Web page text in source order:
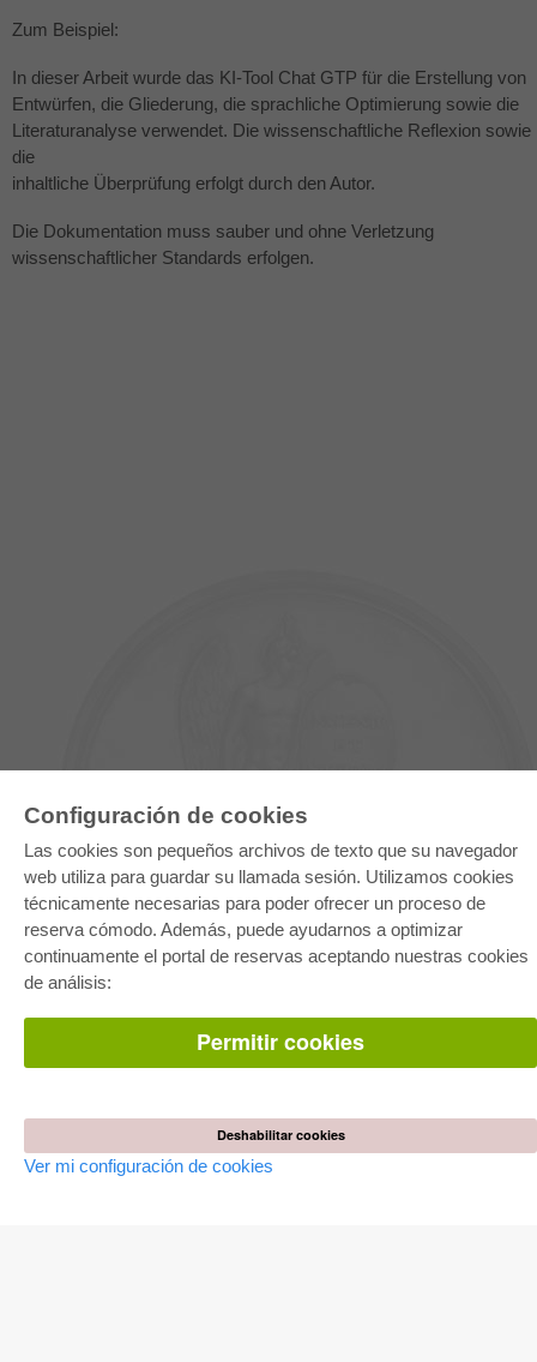
Configuración de cookies
Las cookies son pequeños archivos de texto que su navegador
web utiliza para guardar su llamada sesión. Utilizamos cookies
técnicamente necesarias para poder ofrecer un proceso de
reserva cómodo. Además, puede ayudarnos a optimizar
continuamente el portal de reservas aceptando nuestras cookies
de análisis:
Permitir cookies
Deshabilitar cookies
Ver mi configuración de cookies
Zum Beispiel:
In dieser Arbeit wurde das KI-Tool Chat GTP für die Erstellung von
Entwürfen, die Gliederung, die sprachliche Optimierung sowie die
Literaturanalyse verwendet. Die wissenschaftliche Reflexion sowie
die
inhaltliche Überprüfung erfolgt durch den Autor.
Die Dokumentation muss sauber und ohne Verletzung
wissenschaftlicher Standards erfolgen.
E-COLLECTION
Paquete entero
Paquete de especialidades
Facilitación de E-Books
Preguntas mas frequentes(FAQ)
Publicar disertación